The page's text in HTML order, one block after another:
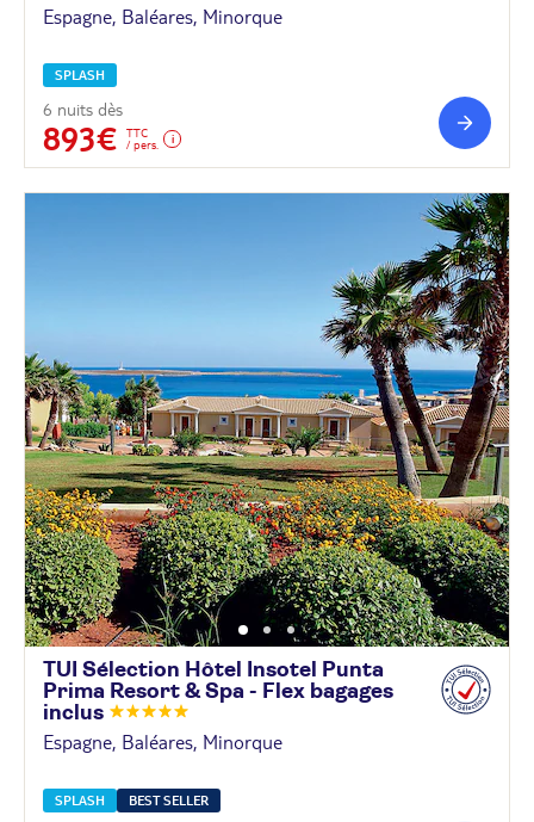
Espagne, Baléares, Minorque
SPLASH
6 nuits dès
893€
TTC
/ pers.
TUI Sélection Hôtel Insotel Punta
Prima Resort & Spa - Flex bagages
inclus
Espagne, Baléares, Minorque
SPLASH BEST SELLER